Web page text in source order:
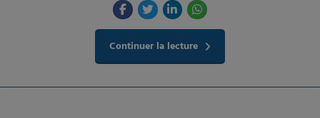
Continuer la lecture